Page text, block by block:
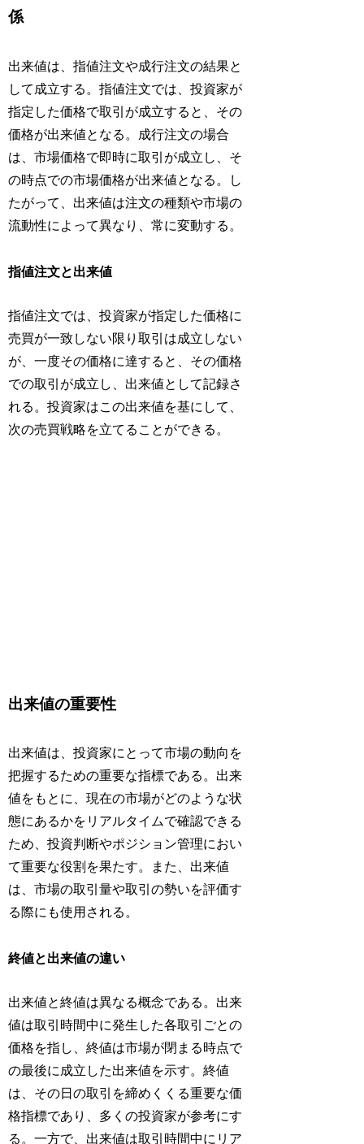
係
出来値は、指値注文や成行注文の結果と
して成立する。指値注文では、投資家が
指定した価格で取引が成立すると、その
価格が出来値となる。成行注文の場合
は、市場価格で即時に取引が成立し、そ
の時点での市場価格が出来値となる。し
たがって、出来値は注文の種類や市場の
流動性によって異なり、常に変動する。
指値注文と出来値
指値注文では、投資家が指定した価格に
売買が一致しない限り取引は成立しない
が、一度その価格に達すると、その価格
での取引が成立し、出来値として記録さ
れる。投資家はこの出来値を基にして、
次の売買戦略を立てることができる。
出来値の重要性
出来値は、投資家にとって市場の動向を
把握するための重要な指標である。出来
値をもとに、現在の市場がどのような状
態にあるかをリアルタイムで確認できる
ため、投資判断やポジション管理におい
て重要な役割を果たす。また、出来値
は、市場の取引量や取引の勢いを評価す
る際にも使用される。
終値と出来値の違い
出来値と終値は異なる概念である。出来
値は取引時間中に発生した各取引ごとの
価格を指し、終値は市場が閉まる時点で
の最後に成立した出来値を示す。終値
は、その日の取引を締めくくる重要な価
格指標であり、多くの投資家が参考にす
る。一方で、出来値は取引時間中にリア